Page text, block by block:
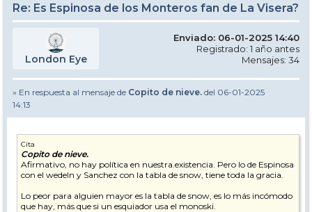
Re: Es Espinosa de los Monteros fan de La Visera?
London Eye
Enviado: 06-01-2025 14:40
Registrado: 1 año antes
Mensajes: 34
» En respuesta al mensaje de Copito de nieve. del 06-01-2025
14:13
Cita
Copito de nieve.
Afirmativo, no hay política en nuestra.existencia. Pero lo de Espinosa
con el wedeln y Sanchez con la tabla de snow, tiene toda la gracia.
Lo peor para alguien mayor es la tabla de snow, es lo más incómodo
que hay, más que si un esquiador usa el monoski.